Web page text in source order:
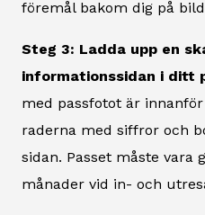
föremål bakom dig på
Steg 3: Ladda upp en
informationssidan i ditt
med passfotot är
raderna med siffror och
sidan. Passet måste vara
månader vid in- och